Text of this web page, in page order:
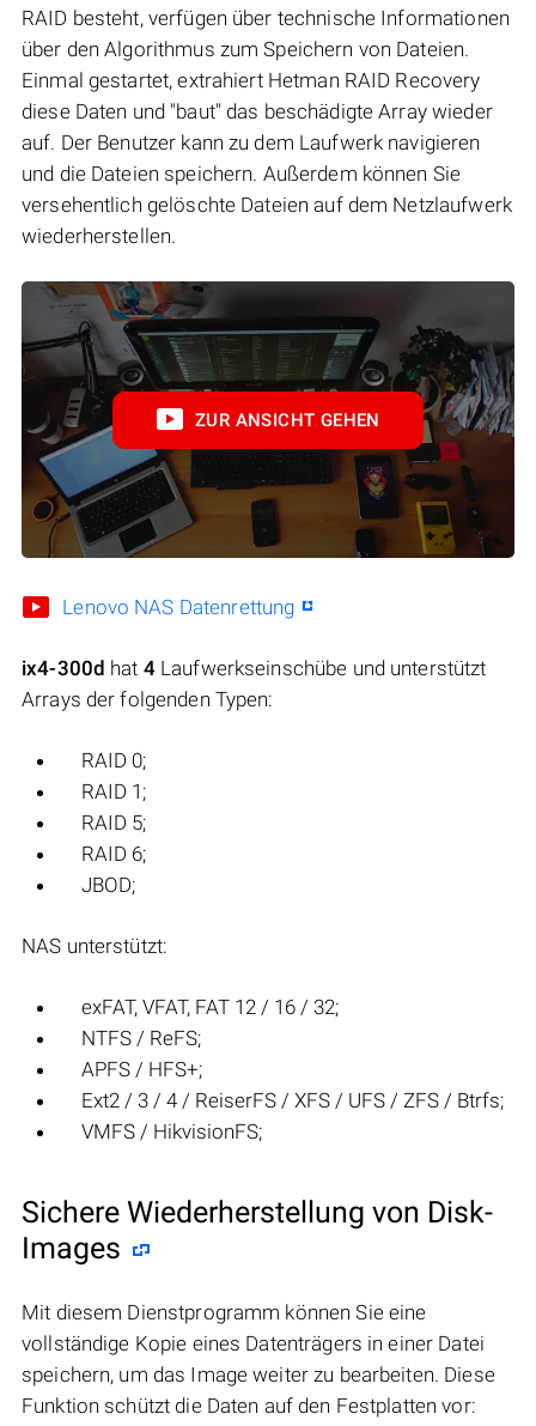
RAID besteht, verfügen über technische Informationen
über den Algorithmus zum Speichern von Dateien.
Einmal gestartet, extrahiert Hetman RAID Recovery
diese Daten und "baut" das beschädigte Array wieder
auf. Der Benutzer kann zu dem Laufwerk navigieren
und die Dateien speichern. Außerdem können Sie
versehentlich gelöschte Dateien auf dem Netzlaufwerk
wiederherstellen.
ZUR ANSICHT GEHEN
Lenovo NAS Datenrettung
ix4-300d hat 4Laufwerkseinschübe und unterstützt
Arrays der folgenden Typen:
RAID 0;
RAID 1;
RAID 5;
RAID 6;
JBOD;
NAS unterstützt:
exFAT, VFAT, FAT 12 / 16 / 32;
NTFS / ReFS;
APFS / HFS+;
Ext2 / 3 / 4 / ReiserFS / XFS / UFS / ZFS / Btrfs;
VMFS / HikvisionFS;
Sichere Wiederherstellung von Disk-
Images
Mit diesem Dienstprogramm können Sie eine
vollständige Kopie eines Datenträgers in einer Datei
speichern, um das Image weiter zu bearbeiten. Diese
Funktion schützt die Daten auf den Festplatten vor: